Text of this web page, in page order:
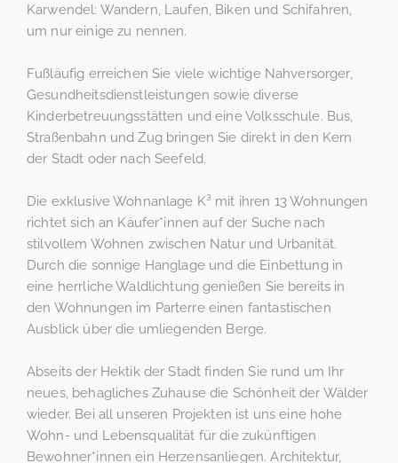
Karwendel: Wandern, Laufen, Biken und Schifahren,
um nur einige zu nennen.
Fußläufig erreichen Sie viele wichtige Nahversorger,
Gesundheitsdienstleistungen sowie diverse
Kinderbetreuungsstätten und eine Volksschule. Bus,
Straßenbahn und Zug bringen Sie direkt in den Kern
der Stadt oder nach Seefeld.
Die exklusive Wohnanlage K³ mit ihren 13 Wohnungen
richtet sich an Käufer*innen auf der Suche nach
stilvollem Wohnen zwischen Natur und Urbanität.
Durch die sonnige Hanglage und die Einbettung in
eine herrliche Waldlichtung genießen Sie bereits in
den Wohnungen im Parterre einen fantastischen
Ausblick über die umliegenden Berge.
Abseits der Hektik der Stadt finden Sie rund um Ihr
neues, behagliches Zuhause die Schönheit der Wälder
wieder. Bei all unseren Projekten ist uns eine hohe
Wohn- und Lebensqualität für die zukünftigen
Bewohner*innen ein Herzensanliegen. Architektur,